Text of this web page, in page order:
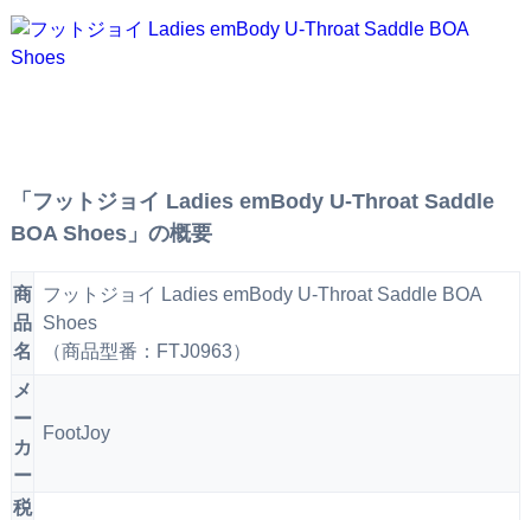
「フットジョイ Ladies emBody U-Throat Saddle
BOA Shoes」の概要
商
品
名
フットジョイ Ladies emBody U-Throat Saddle BOA
Shoes
（商品型番：FTJ0963）
メ
ー
カ
ー
FootJoy
税